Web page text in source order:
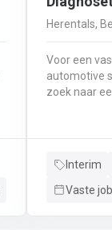
Herentals,
Voor een
automotive
zoek naar
stellen van
collega's
tussentijdse
Interim
Vaste